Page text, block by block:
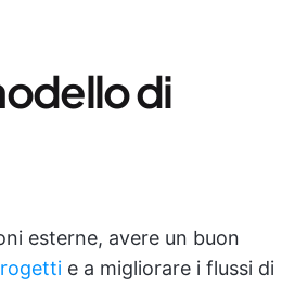
di
esterne, avere un buon
e a migliorare i flussi di